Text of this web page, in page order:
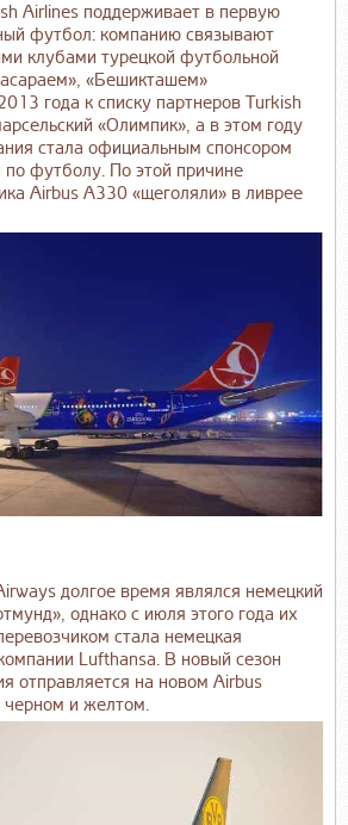
Airlines поддерживает в первую
футбол: компанию связывают
клубами турецкой футбольной
«Бешикташем»
года к списку партнеров Turkish
«Олимпик», а в этом году
стала официальным спонсором
футболу. По этой причине
Airbus A330 «щеголяли» в ливрее
долгое время являлся немецкий
однако с июля этого года их
стала немецкая
Lufthansa. В новый сезон
отправляется на новом Airbus
и желтом.